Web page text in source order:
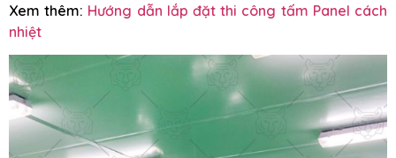
Xem thêm: Hướng dẫn lắp đặt thi công tấm Panel cách
nhiệt